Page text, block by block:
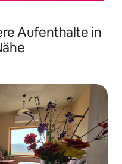
Aufenthalte in